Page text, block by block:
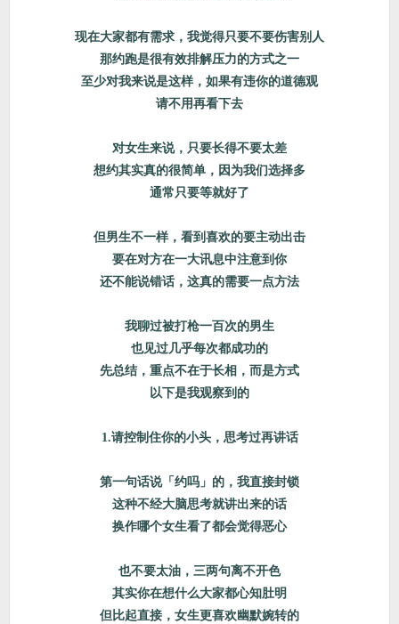
现在大家都有需求，我觉得只要不要伤害别人
那约跑是很有效排解压力的方式之一
至少对我来说是这样，如果有违你的道德观
请不用再看下去
对女生来说，只要长得不要太差
想约其实真的很简单，因为我们选择多
通常只要等就好了
但男生不一样，看到喜欢的要主动出击
要在对方在一大讯息中注意到你
还不能说错话，这真的需要一点方法
我聊过被打枪一百次的男生
也见过几乎每次都成功的
先总结，重点不在于长相，而是方式
以下是我观察到的
1.请控制住你的小头，思考过再讲话
第一句话说「约吗」的，我直接封锁
这种不经大脑思考就讲出来的话
换作哪个女生看了都会觉得恶心
也不要太油，三两句离不开色
其实你在想什么大家都心知肚明
但比起直接，女生更喜欢幽默婉转的